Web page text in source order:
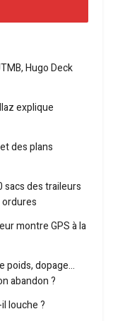
Hugo Deck
explique
des plans
sacs des traileurs
montre GPS à la
poids, dopage…
abandon ?
louche ?